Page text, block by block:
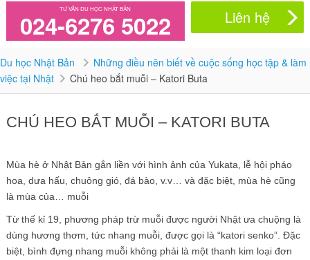
TƯ VẤN DU HỌC NHẬT BẢN
024-6276 5022 Liên hệ
Du học Nhật Bản
Những điều nên biết về cuộc sống học tập & làm
việc tại Nhật
Chú heo bắt muỗi – Katori Buta
CHÚ HEO BẮT MUỖI – KATORI BUTA
Mùa hè ở Nhật Bản gắn liền với hình ảnh của Yukata, lễ hội pháo
hoa, dưa hấu, chuông gió, đá bào, v.v… và đặc biệt, mùa hè cũng
là mùa của… muỗi
Từ thế kỉ 19, phương pháp trừ muỗi được người Nhật ưa chuộng là
dùng hương thơm, tức nhang muỗi, được gọi là “katori senko”. Đặc
biệt, bình đựng nhang muỗi không phải là một thanh kim loại đơn